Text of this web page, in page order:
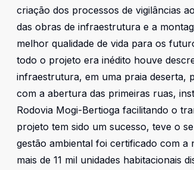
criação dos processos de vigilâncias
das obras de infraestrutura e a
melhor qualidade de vida para os
todo o projeto era inédito houve
infraestrutura, em uma praia deserta,
com a abertura das primeiras ruas,
Rodovia Mogi-Bertioga facilitando o
projeto tem sido um sucesso, teve o
gestão ambiental foi certificado com a
mais de 11 mil unidades habitacionais